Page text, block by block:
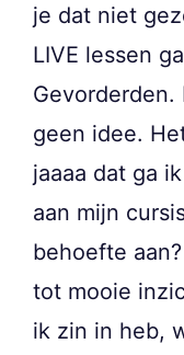
je dat niet
LIVE lessen
geen idee.
jaaaa dat ga
aan mijn
behoefte
tot mooie
ik zin in heb,